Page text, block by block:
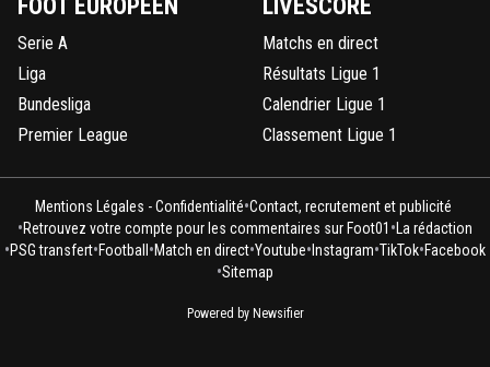
FOOT EUROPÉEN
Serie A
Liga
Bundesliga
Premier League
LIVESCORE
Matchs en direct
Résultats Ligue 1
Calendrier Ligue 1
Classement Ligue 1
Mentions Légales - Confidentialité•Contact, recrutement et publicité
•Retrouvez votre compte pour les commentaires sur Foot01 • La rédaction
•PSG transfert•Football •Match en direct•Youtube• Instagram•TikTok•Facebook
•Sitemap
Powered by Newsifier